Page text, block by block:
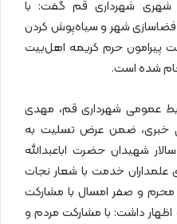
شهرداری قم گفت: با
شهر و سیاه‌پوش کردن
پیرامون حرم کریمه اهل‌بیت
شده است.
عمومی شهرداری قم، مهدی
خبری، ضمن عرض تسلیت به
شهیدان حضرت اباعبدالله
علمداران خدمت با شعار نجات
و صفر امسال با مشارکت
داشت: با مشارکت مردم و